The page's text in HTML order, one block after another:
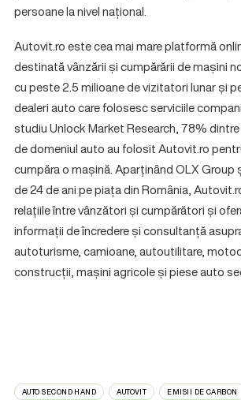
persoane la nivel național.
Autovit.ro este cea mai mare platformă
destinată vânzării și cumpărării de mașini
cu peste 2.5 milioane de vizitatori lunar și
dealeri auto care folosesc serviciile
studiu Unlock Market Research, 78%
de domeniul auto au folosit Autovit.ro
cumpăra o mașină. Aparținând OLX Group
de 24 de ani pe piața din România,
relațiile între vânzători și cumpărători și
informații de încredere și consultanță
autoturisme, camioane, autoutilitare,
construcții, mașini agricole și piese auto
AUTO SECOND HAND AUTOVIT EMISII DE CARBON